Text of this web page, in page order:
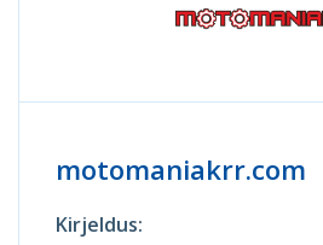
motomaniakrr.com
Kirjeldus: